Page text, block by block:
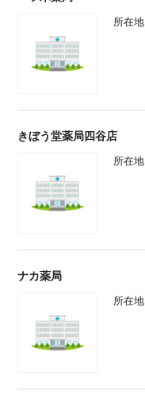
所在地
きぼう堂薬局四谷店
所在地
ナカ薬局
所在地